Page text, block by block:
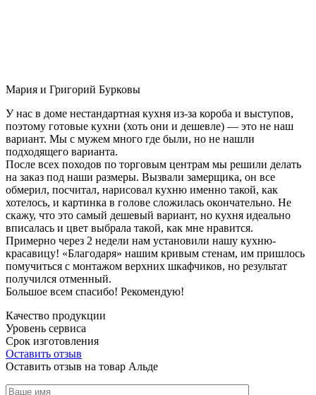
Мария и Григорий Бурковы
У нас в доме нестандартная кухня из-за короба и выступов,
поэтому готовые кухни (хоть они и дешевле) — это не наш
вариант. Мы с мужем много где были, но не нашли
подходящего варианта.
После всех походов по торговым центрам мы решили делать
на заказ под наши размеры. Вызвали замерщика, он все
обмерил, посчитал, нарисовал кухню именно такой, как
хотелось, и картинка в голове сложилась окончательно. Не
скажу, что это самый дешевый вариант, но кухня идеально
вписалась и цвет выбрала такой, как мне нравится.
Примерно через 2 недели нам установили нашу кухню-
красавицу! «Благодаря» нашим кривым стенам, им пришлось
помучиться с монтажом верхних шкафчиков, но результат
получился отменный.
Большое всем спасибо! Рекомендую!
Качество продукции
Уровень сервиса
Срок изготовления
Оставить отзыв
Оставить отзыв на товар Альде